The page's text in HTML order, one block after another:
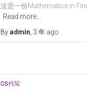
这是一份Mathematics in
Read more…
Byadmin 3 年 ago
CS代写